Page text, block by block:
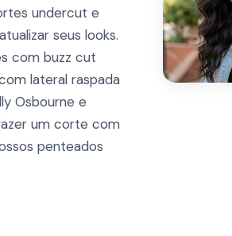
undercut e
seus looks.
com buzz cut
lateral raspada
Osbourne e
um corte com
penteados